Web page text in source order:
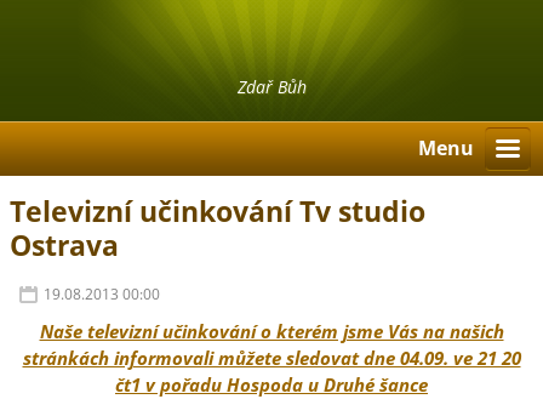
Zdař Bůh
Menu
Televizní učinkování Tv studio
Ostrava
19.08.2013 00:00
Naše televizní učinkování o kterém jsme Vás na našich
stránkách informovali můžete sledovat dne 04.09. ve 21 20
čt1 v pořadu Hospoda u Druhé šance